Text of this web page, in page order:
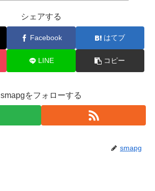
シェアする
Facebook はてブ
LINE コピー
smapgをフォローする
smapg